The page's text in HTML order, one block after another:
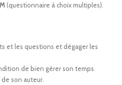
(questionnaire à choix multiples).
et les questions et dégager les
de bien gérer son temps.
son auteur.